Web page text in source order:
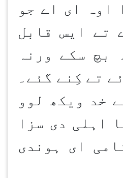
اوہ ای اے جو
تے ایس قابل
بچ سکے ورنہ
تے کِنے گئے۔
خد ویکھ لوو
اہلی دی سزا
ای ہوندی